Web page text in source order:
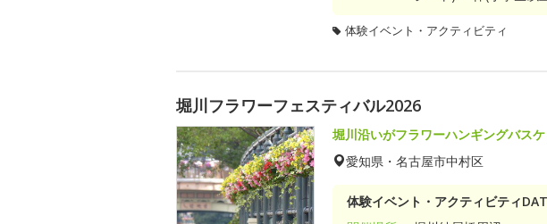
体験イベント・アクティビティ
堀川フラワーフェスティバル2026
堀川沿いがフラワーハンギングバス
愛知県・名古屋市中村区
体験イベント・アクティビティ